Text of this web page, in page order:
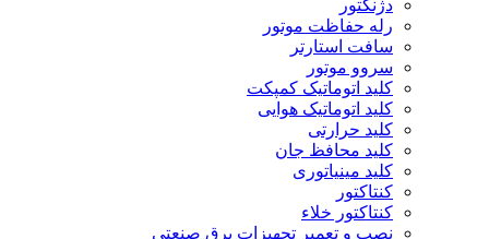
دژنکتور
رله حفاظت موتور
سافت استارتر
سروو موتور
کلید اتوماتیک کمپکت
کلید اتوماتیک هوایی
کلید حرارتی
کلید محافظ جان
کلید مینیاتوری
کنتاکتور
کنتاکتور خلاء
نصب و تعمیر تجهیزات برق صنعتی